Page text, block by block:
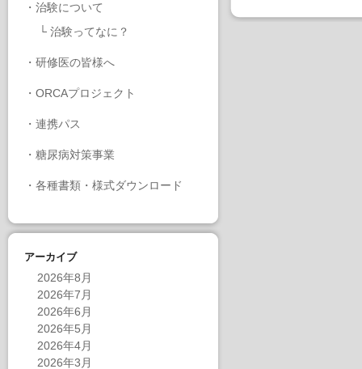
・ 治験について
└ 治験ってなに？
・ 研修医の皆様へ
・ ORCAプロジェクト
・ 連携パス
・ 糖尿病対策事業
・ 各種書類・様式ダウンロード
アーカイブ
2026年8月
2026年7月
2026年6月
2026年5月
2026年4月
2026年3月